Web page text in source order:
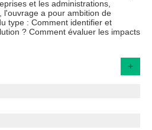
et les administrations,
l'ouvrage a pour ambition de
type : Comment identifier et
? Comment évaluer les impacts
+